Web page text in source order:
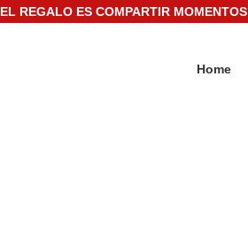
EL REGALO ES COMPARTIR MOMENTOS
Home